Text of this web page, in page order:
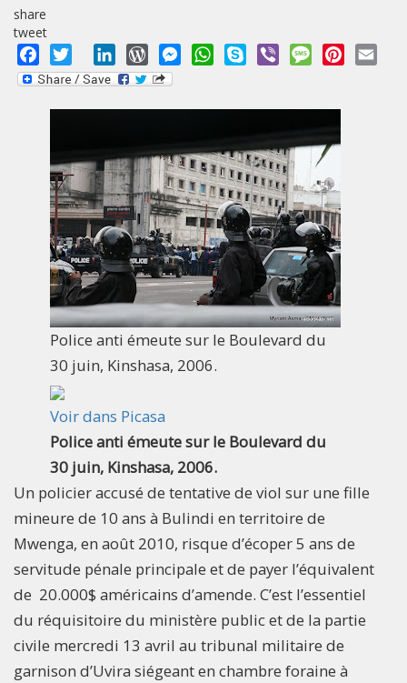
share
tweet
Facebook
Twitter LinkedInWordPressMessengerWhatsApp
Skype Viber MessagePinterest
Police anti émeute sur le Boulevard du
30 juin, Kinshasa, 2006.
Voir dans Picasa
Police anti émeute sur le Boulevard du
30 juin, Kinshasa, 2006.
Un policier accusé de tentative de viol sur une fille
mineure de 10 ans à Bulindi en territoire de
Mwenga, en août 2010, risque d’écoper 5 ans de
servitude pénale principale et de payer l’équivalent
de 20.000$ américains d’amende. C’est l’essentiel
du réquisitoire du ministère public et de la partie
civile mercredi 13 avril au tribunal militaire de
garnison d’Uvira siégeant en chambre foraine à